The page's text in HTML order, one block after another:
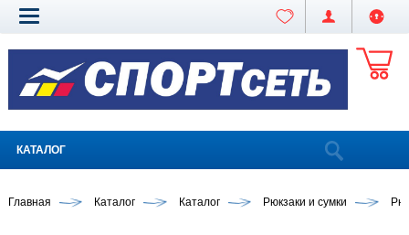
КАТАЛОГ
Главная Каталог Каталог Рюкзаки и сумки